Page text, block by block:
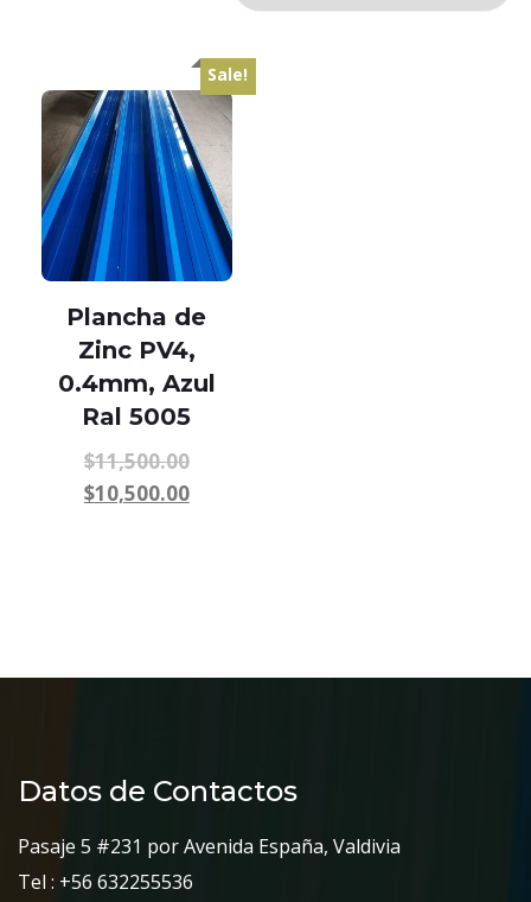
Sale!
Plancha de
Zinc PV4,
0.4mm, Azul
Ral 5005
$11,500.00
$10,500.00
Datos de Contactos
Pasaje 5 #231 por Avenida España, Valdivia
Tel : +56 632255536